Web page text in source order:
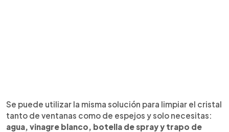
Se puede utilizar la misma solución para limpiar el cristal
tanto de ventanas como de espejos y solo necesitas:
agua, vinagre blanco, botella de spray y trapo de